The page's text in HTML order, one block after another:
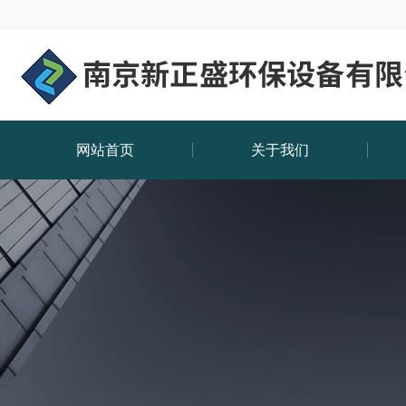
网站首页 关于我们